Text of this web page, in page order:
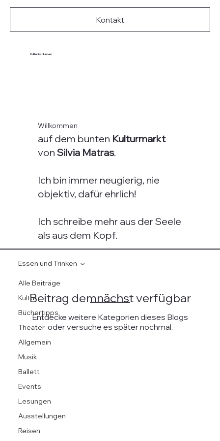
Kultur ist Leben
Kontakt
Willkommen
auf dem bunten Kulturmarkt
von Silvia Matras.
Ich bin immer neugierig, nie
objektiv, dafür ehrlich!
Ich schreibe mehr aus der Seele
als aus dem Kopf.
Alle Beiträge
Kultur
Büchertipps
Theater
Allgemein
Musik
Ballett
Events
Lesungen
Ausstellungen
Reisen
Essen und Trinken
Beitrag demnächst verfügbar
Entdecke weitere Kategorien dieses Blogs
oder versuche es später nochmal.